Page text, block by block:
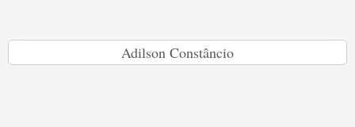
Adilson Constâncio